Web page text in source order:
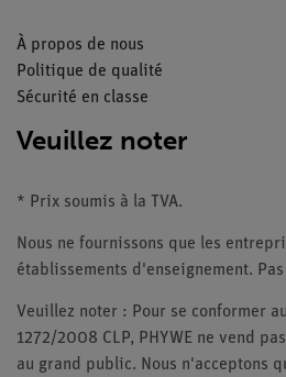
À propos de nous
Politique de qualité
Sécurité en classe
Veuillez noter
* Prix soumis à la TVA.
Nous ne fournissons que les
établissements d'enseignement.
Veuillez noter : Pour se conformer
1272/2008 CLP, PHYWE ne vend
au grand public. Nous n'acceptons